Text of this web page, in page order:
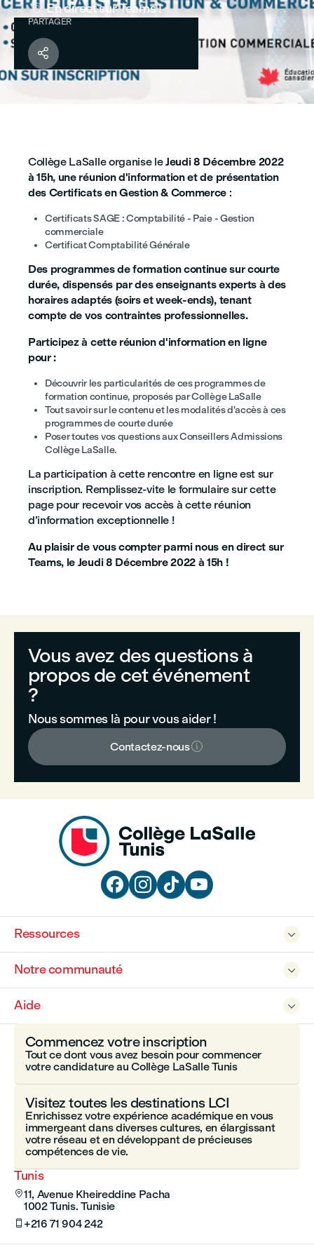
 En direct sur Teams !
PARTAGER

Collège LaSalle organise leJeudi 8 Décembre 2022
à 15h, une réunion d'information et de présentation
des Certificats en Gestion & Commerce :
Certificats SAGE : Comptabilité - Paie - Gestion
commerciale
Certificat Comptabilité Générale
Des programmes de formation continue sur courte
durée, dispensés par des enseignants experts à des
horaires adaptés (soirs et week-ends), tenant
compte de vos contraintes professionnelles.
Participez à cette réunion d'information en ligne
pour :
Découvrir les particularités de ces programmes de
formation continue, proposés par Collège LaSalle
Tout savoir sur le contenu et les modalités d'accès à ces
programmes de courte durée
Poser toutes vos questions aux Conseillers Admissions
Collège LaSalle.
La participation à cette rencontre en ligne est sur
inscription. Remplissez-vite le formulaire sur cette
page pour recevoir vos accès à cette réunion
d’information exceptionnelle !
Au plaisir de vous compter parmi nous en direct sur
Teams, le Jeudi 8 Décembre 2022 à 15h !
Vous avez des questions à
propos de cet événement
?
Nous sommes là pour vous aider !
Contactez-nous
   

Ressources

Notre communauté

Aide
Tunis
11, Avenue Kheireddine Pacha
1002 Tunis. Tunisie
 +216 71 904 242
Commencez votre inscription
Tout ce dont vous avez besoin pour commencer
votre candidature au Collège LaSalle Tunis
Visitez toutes les destinations LCI
Enrichissez votre expérience académique en vous
immergeant dans diverses cultures, en élargissant
votre réseau et en développant de précieuses
compétences de vie.